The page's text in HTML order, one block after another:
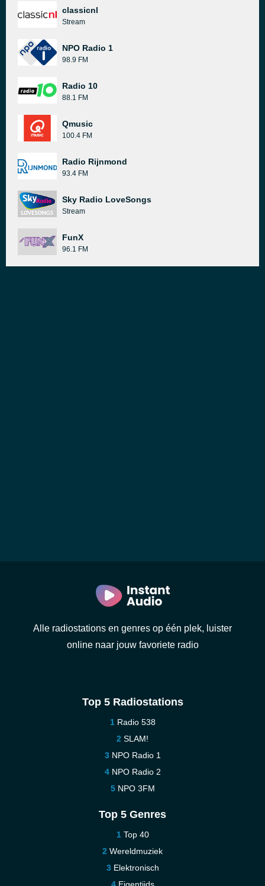
classicnl
Stream
NPO Radio 1
98.9 FM
Radio 10
88.1 FM
Qmusic
100.4 FM
Radio Rijnmond
93.4 FM
Sky Radio LoveSongs
Stream
FunX
96.1 FM
Alle radiostations en genres op één plek, luister
online naar jouw favoriete radio
Top 5 Radiostations
Radio 538
SLAM!
NPO Radio 1
NPO Radio 2
NPO 3FM
Top 5 Genres
Top 40
Wereldmuziek
Elektronisch